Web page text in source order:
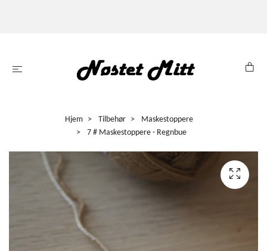
Hjem Tilbehør
Maskestoppere
7 # Maskestoppere - Regnbue